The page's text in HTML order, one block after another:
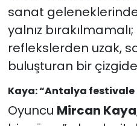
sanat
yalnız
reflekslerden uzak,
buluşturan bir
Kaya: “Antalya festivale
Oyuncu Mircan Kaya